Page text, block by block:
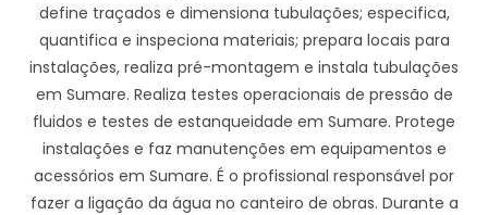
define traçados e dimensiona tubulações; especifica,
quantifica e inspeciona materiais; prepara locais para
instalações, realiza pré-montagem e instala tubulações
em Sumare. Realiza testes operacionais de pressão de
fluidos e testes de estanqueidade em Sumare. Protege
instalações e faz manutenções em equipamentos e
acessórios em Sumare. É o profissional responsável por
fazer a ligação da água no canteiro de obras. Durante a